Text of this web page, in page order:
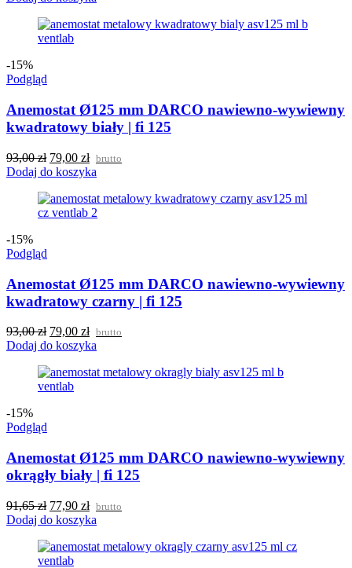
-15%
Podgląd
Anemostat Ø125 mm DARCO nawiewno-wywiewny
kwadratowy biały | fi 125
93,00zł 79,00 zł brutto
Dodaj do koszyka
-15%
Podgląd
Anemostat Ø125 mm DARCO nawiewno-wywiewny
kwadratowy czarny | fi 125
93,00zł 79,00 zł brutto
Dodaj do koszyka
-15%
Podgląd
Anemostat Ø125 mm DARCO nawiewno-wywiewny
okrągły biały | fi 125
91,65zł 77,90 zł brutto
Dodaj do koszyka